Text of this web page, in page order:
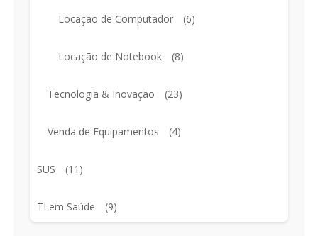
Locação de Computador (6)
Locação de Notebook (8)
Tecnologia & Inovação (23)
Venda de Equipamentos (4)
SUS (11)
TI em Saúde (9)